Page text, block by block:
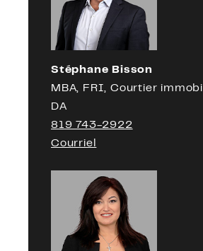
Stéphane Bisson
MBA, FRI, Courtier
DA
819 743-2922
Courriel